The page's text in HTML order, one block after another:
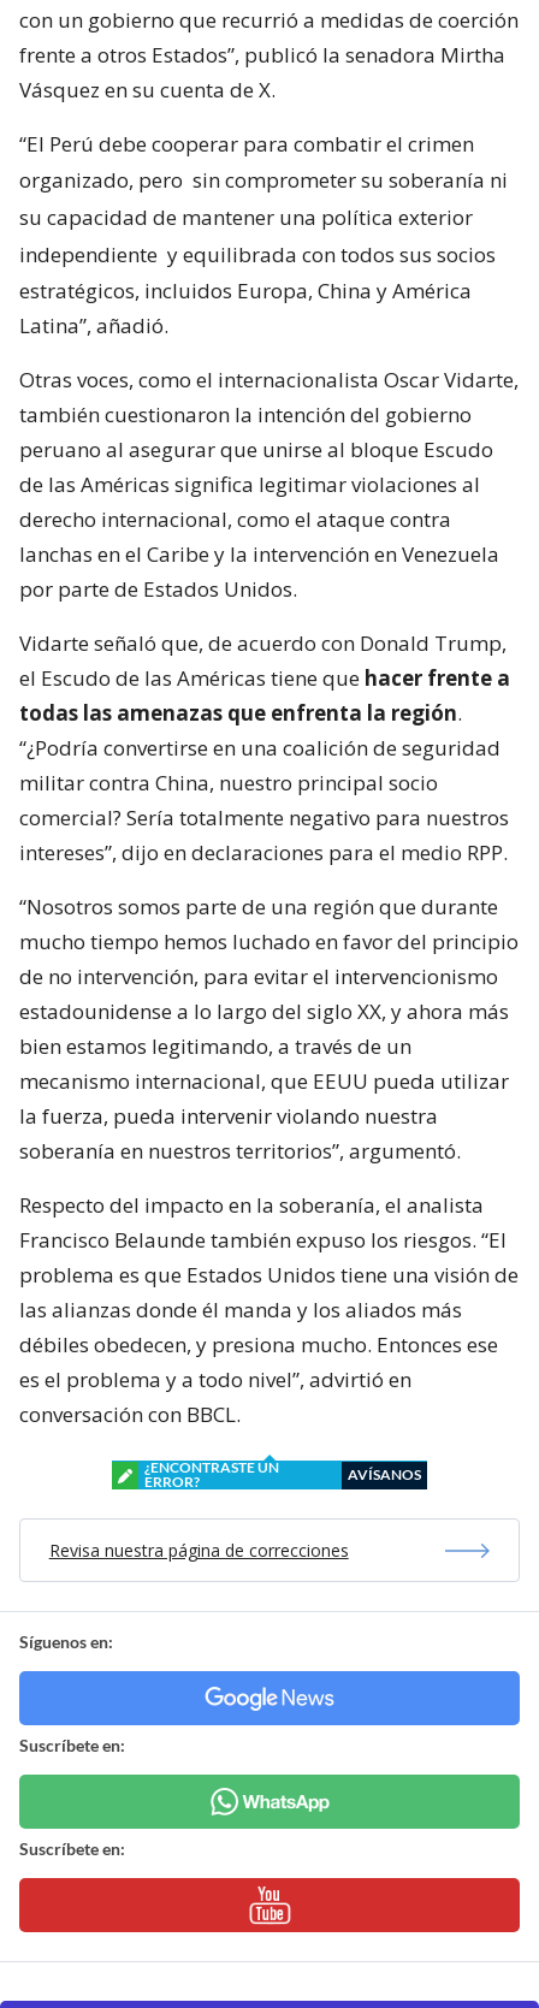
con un gobierno que recurrió a medidas de coerción
frente a otros Estados”, publicó la senadora Mirtha
Vásquez en su cuenta de X.
“El Perú debe cooperar para combatir el crimen
organizado, pero sin comprometer su soberanía ni
su capacidad de mantener una política exterior
independiente y equilibrada con todos sus socios
estratégicos, incluidos Europa, China y América
Latina”, añadió.
Otras voces, como el internacionalista Oscar Vidarte,
también cuestionaron la intención del gobierno
peruano al asegurar que unirse al bloque Escudo
de las Américas significa legitimar violaciones al
derecho internacional, como el ataque contra
lanchas en el Caribe y la intervención en Venezuela
por parte de Estados Unidos.
Vidarte señaló que, de acuerdo con Donald Trump,
el Escudo de las Américas tiene que hacer frente a
todas las amenazas que enfrenta la región.
“¿Podría convertirse en una coalición de seguridad
militar contra China, nuestro principal socio
comercial? Sería totalmente negativo para nuestros
intereses”, dijo en declaraciones para el medio RPP.
“Nosotros somos parte de una región que durante
mucho tiempo hemos luchado en favor del principio
de no intervención, para evitar el intervencionismo
estadounidense a lo largo del siglo XX, y ahora más
bien estamos legitimando, a través de un
mecanismo internacional, que EEUU pueda utilizar
la fuerza, pueda intervenir violando nuestra
soberanía en nuestros territorios”, argumentó.
Respecto del impacto en la soberanía, el analista
Francisco Belaunde también expuso los riesgos. “El
problema es que Estados Unidos tiene una visión de
las alianzas donde él manda y los aliados más
débiles obedecen, y presiona mucho. Entonces ese
es el problema y a todo nivel”, advirtió en
conversación con BBCL.
¿ENCONTRASTE UN
ERROR?
AVÍSANOS
Revisa nuestra página de correcciones
Síguenos en:
Suscríbete en:
Suscríbete en: